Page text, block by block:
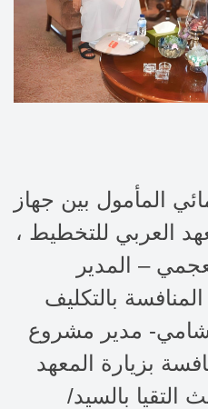
المأمول بين جهاز
العربي للتخطيط ،
– المدير
بالتكليف
مدير مشروع
بزيارة المعهد
التقيا بالسيد/